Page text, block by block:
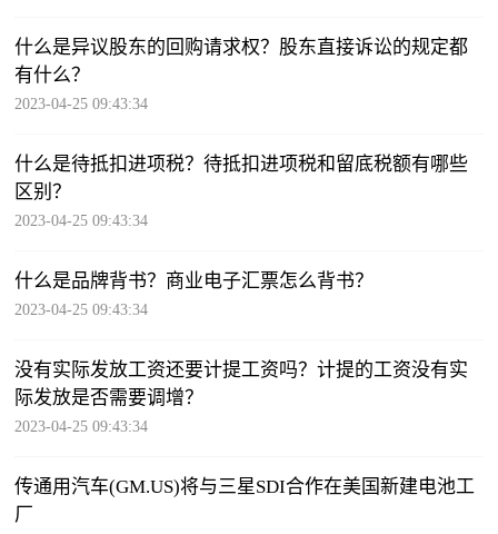
什么是异议股东的回购请求权？股东直接诉讼的规定都
有什么？
2023-04-25 09:43:34
什么是待抵扣进项税？待抵扣进项税和留底税额有哪些
区别？
2023-04-25 09:43:34
什么是品牌背书？商业电子汇票怎么背书？
2023-04-25 09:43:34
没有实际发放工资还要计提工资吗？计提的工资没有实
际发放是否需要调增？
2023-04-25 09:43:34
传通用汽车(GM.US)将与三星SDI合作在美国新建电池工
厂